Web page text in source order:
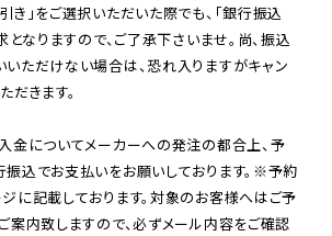
き」をご選択いただいた際でも、「銀行振込
なりますので、ご了承下さいませ。尚、振込
ただけない場合は、恐れ入りますがキャン
だきます。
についてメーカーへの発注の都合上、予
込でお支払いをお願いしております。※予約
に記載しております。対象のお客様へはご予
案内致しますので、必ずメール内容をご確認